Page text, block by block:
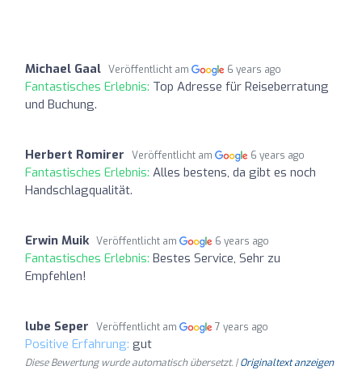
Michael Gaal Veröffentlicht am 6 years ago
Fantastisches Erlebnis: Top Adresse für Reiseberratung
und Buchung.
Herbert Romirer Veröffentlicht am 6 years ago
Fantastisches Erlebnis: Alles bestens, da gibt es noch
Handschlagqualität.
Erwin Muik Veröffentlicht am 6 years ago
Fantastisches Erlebnis: Bestes Service, Sehr zu
Empfehlen!
lube Seper Veröffentlicht am 7 years ago
Positive Erfahrung: gut
Diese Bewertung wurde automatisch übersetzt. |Originaltext anzeigen